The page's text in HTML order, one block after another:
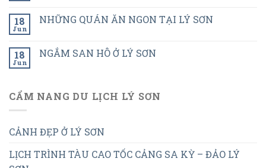
18
Jun
NHỮNG QUÁN ĂN NGON TẠI LÝ SƠN
18
Jun
NGẮM SAN HÔ Ở LÝ SƠN
CẨM NANG DU LỊCH LÝ SƠN
CẢNH ĐẸP Ở LÝ SƠN
LỊCH TRÌNH TÀU CAO TỐC CẢNG SA KỲ – ĐẢO LÝ